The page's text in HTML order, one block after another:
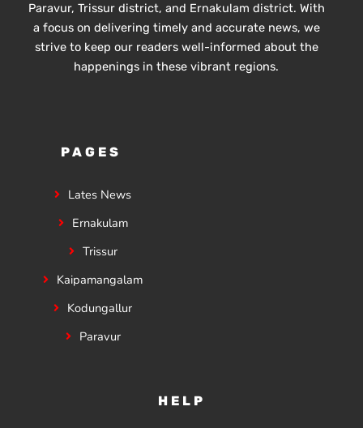
Paravur, Trissur district, and Ernakulam district. With
a focus on delivering timely and accurate news, we
strive to keep our readers well-informed about the
happenings in these vibrant regions.
PAGES
Lates News
Ernakulam
Trissur
Kaipamangalam
Kodungallur
Paravur
HELP